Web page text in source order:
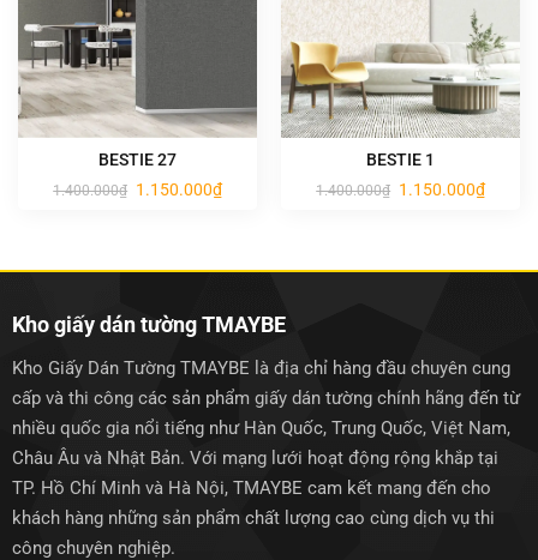
BESTIE 27
1.400.000₫ Giá
1.150.000₫Giá
hiện
BESTIE 1
1.400.000₫ Giá
1.150.000₫Giá
hiện
Kho giấy dán tường TMAYBE
Kho Giấy Dán Tường TMAYBE là địa chỉ hàng đầu chuyên cung
cấp và thi công các sản phẩm giấy dán tường chính hãng đến từ
nhiều quốc gia nổi tiếng như Hàn Quốc, Trung Quốc, Việt Nam,
Châu Âu và Nhật Bản. Với mạng lưới hoạt động rộng khắp tại
TP. Hồ Chí Minh và Hà Nội, TMAYBE cam kết mang đến cho
khách hàng những sản phẩm chất lượng cao cùng dịch vụ thi
công chuyên nghiệp.